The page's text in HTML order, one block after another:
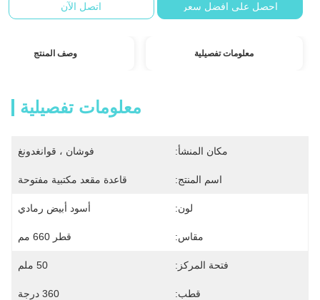
احصل على افضل سعر اتصل الآن
معلومات تفصيلية وصف المنتج
معلومات تفصيلية
مكان المنشأ: فوشان ، قوانغدونغ
اسم المنتج: قاعدة مقعد مكتبية مفتوحة
لون: أسود أبيض رمادي
مقاس: قطر 660 مم
فتحة المركز: 50 ملم
قطب: 360 درجة